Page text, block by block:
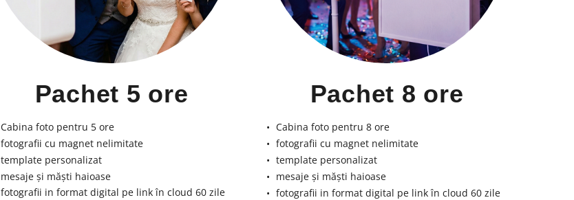
Pachet 5 ore
Cabina foto pentru 5 ore
fotografii cu magnet nelimitate
template personalizat
mesaje și măști haioase
fotografii in format digital pe link în cloud 60 zile
Pachet 8 ore
Cabina foto pentru 8 ore
fotografii cu magnet nelimitate
template personalizat
mesaje și măști haioase
fotografii in format digital pe link în cloud 60 zile